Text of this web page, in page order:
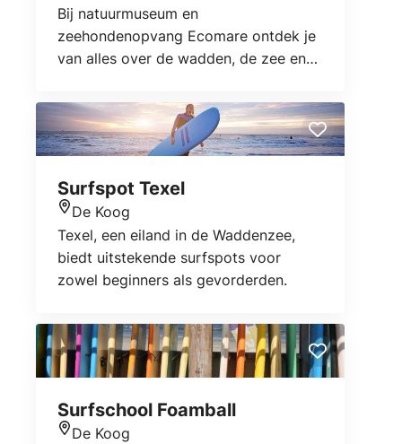
Bij natuurmuseum en
zeehondenopvang Ecomare ontdek je
van alles over de wadden, de zee en
Surfspot Texel
Locatie
De Koog
Texel, een eiland in de Waddenzee,
biedt uitstekende surfspots voor
zowel beginners als gevorderden.
Surfschool Foamball
De Koog